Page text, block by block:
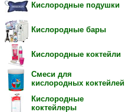
Кислородные подушки
Кислородные бары
Кислородные коктейли
Смеси для
кислородных коктейлей
Кислородные
коктейлеры